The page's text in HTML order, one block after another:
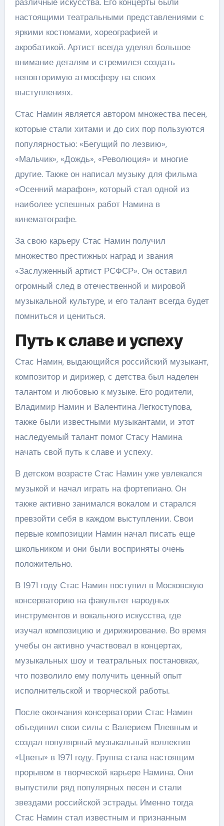
настоящими театральными представлениями с
яркими костюмами, хореографией и
акробатикой. Артист всегда уделял большое
внимание деталям и стремился создать
неповторимую атмосферу на своих
выступлениях.
Стас Намин является автором множества песен,
которые стали хитами и до сих пор пользуются
популярностью: «Бегущий по лезвию»,
«Мальчик», «Дождь», «Революция» и многие
другие. Также он написал музыку для фильма
«Осенний марафон», который стал одной из
наиболее успешных работ Намина в
кинематографе.
За свою карьеру Стас Намин получил
множество престижных наград и звания
«Заслуженный артист РСФСР». Он оставил
огромный след в отечественной и мировой
музыкальной культуре, и его талант всегда будет
помниться и цениться.
Путь к славе и успеху
Стас Намин, выдающийся российский музыкант,
композитор и дирижер, с детства был наделен
талантом и любовью к музыке. Его родители,
Владимир Намин и Валентина Легкоступова,
также были известными музыкантами, и этот
наследуемый талант помог Стасу Намина
начать свой путь к славе и успеху.
В детском возрасте Стас Намин уже увлекался
музыкой и начал играть на фортепиано. Он
также активно занимался вокалом и старался
превзойти себя в каждом выступлении. Свои
первые композиции Намин начал писать еще
школьником и они были восприняты очень
положительно.
В 1971 году Стас Намин поступил в Московскую
консерваторию на факультет народных
инструментов и вокального искусства, где
изучал композицию и дирижирование. Во время
учебы он активно участвовал в концертах,
музыкальных шоу и театральных постановках,
что позволило ему получить ценный опыт
исполнительской и творческой работы.
После окончания консерватории Стас Намин
объединил свои силы с Валерием Плевным и
создал популярный музыкальный коллектив
«Цветы» в 1971 году. Группа стала настоящим
прорывом в творческой карьере Намина. Они
выпустили ряд популярных песен и стали
звездами российской эстрады. Именно тогда
Стас Намин стал известным и признанным